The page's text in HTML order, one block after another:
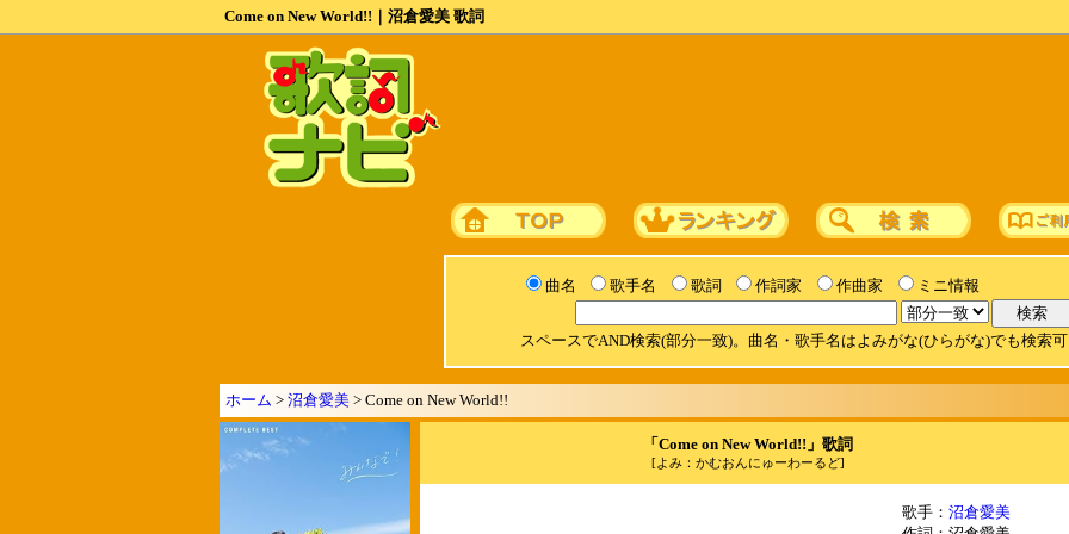
Come on New World!!｜沼倉愛美 歌詞
曲名 歌手名 歌詞 作詞家 作曲家 ミニ情報
スペースでAND検索(部分一致)。曲名・歌手名はよみがな(ひらがな)でも検索
ホーム > 沼倉愛美 > Come on New World!!
「Come on New World!!」歌詞
[よみ：かむおんにゅーわーるど]
歌手： 沼倉愛美